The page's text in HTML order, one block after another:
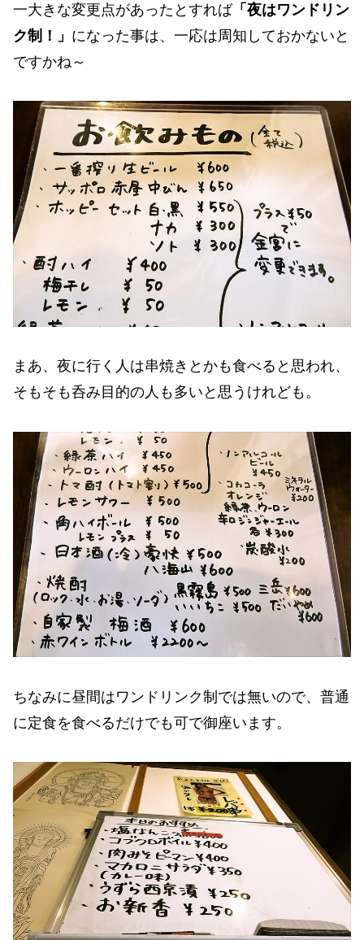
一大きな変更点があったとすれば「夜はワンドリン
ク制！」 になった事は、一応は周知しておかないと
ですかね～
まあ、夜に行く人は串焼きとかも食べると思われ、
そもそも呑み目的の人も多いと思うけれども。
ちなみに昼間はワンドリンク制では無いので、普通
に定食を食べるだけでも可で御座います。